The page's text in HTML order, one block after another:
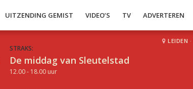
UITZENDING GEMIST VIDEO’S TV ADVERTEREN
STRAKS:
De middag van Sleutelstad
12.00 - 18.00 uur
LEIDEN ·